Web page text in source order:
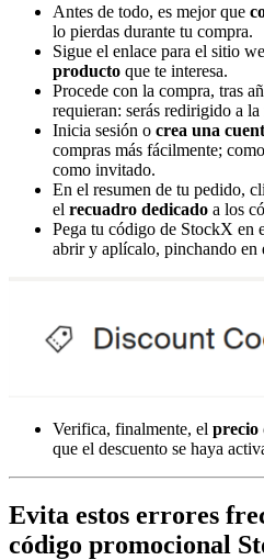
Antes de todo, es mejor que
lo pierdas durante tu compra.
Sigue el enlace para el sitio
producto que te interesa.
Procede con la compra, tras
requieran: serás redirigido a
Inicia sesión o crea una
compras más fácilmente;
como invitado.
En el resumen de tu pedido,
el recuadro dedicado a los
Pega tu código de StockX en
abrir y aplícalo, pinchando en
Verifica, finalmente, el precio
que el descuento se haya
Evita estos errores
código promocional